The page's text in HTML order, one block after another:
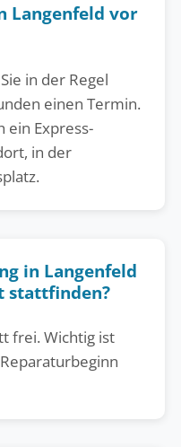
Langenfeld vor
in der Regel
einen Termin.
ein Express-
in der
in Langenfeld
stattfinden?
frei. Wichtig ist